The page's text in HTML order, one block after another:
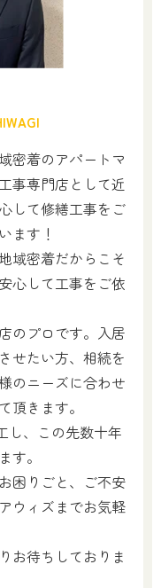
密着のアパートマ
事専門店として近
して修繕工事をご
ます！
域密着だからこそ
心して工事をご依
のプロです。入居
せたい方、相続を
のニーズに合わせ
頂きます。
し、この先数十年
す。
困りごと、ご不安
ウィズまでお気軽
お待ちしておりま